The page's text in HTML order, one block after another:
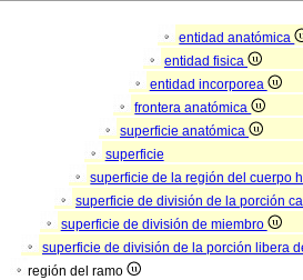
entidad anatómica
entidad fisica
entidad incorporea
frontera anatómica
superficie anatómica
superficie
superficie de la región del cuerpo
superficie de división de la porción
superficie de división de miembro
superficie de división de la porción libera
región del ramo